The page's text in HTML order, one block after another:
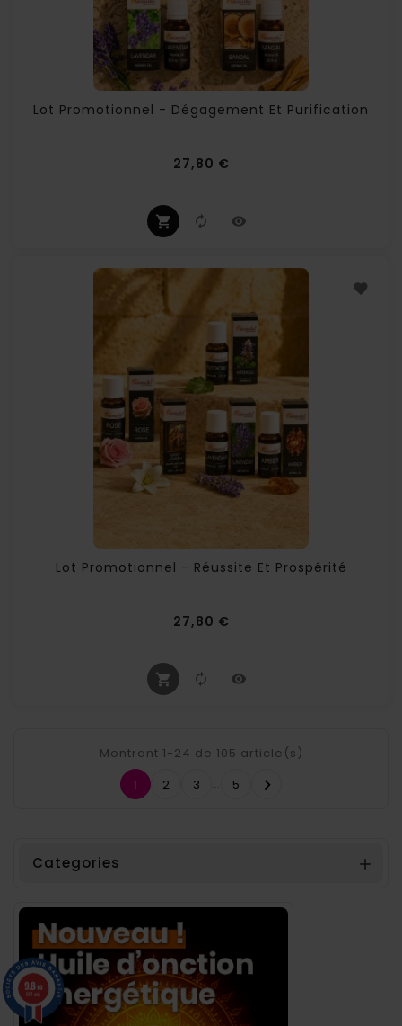
Lot Promotionnel - Dégagement Et Purification
27,80 €
Lot Promotionnel - Réussite Et Prospérité
27,80 €
Montrant 1-24 de 105 article(s)
1
2 3 … 5 
Categories 
9.8/10
857 avis